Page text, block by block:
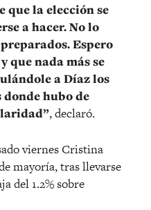
que la elección se
a hacer. No lo
Espero
que nada más se
a Díaz los
hubo de
, declaró.
viernes Cristina
mayoría, tras llevarse
del 1.2% sobre